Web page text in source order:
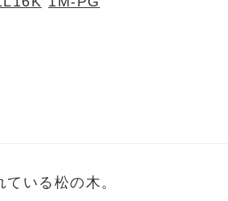
いる松の木。